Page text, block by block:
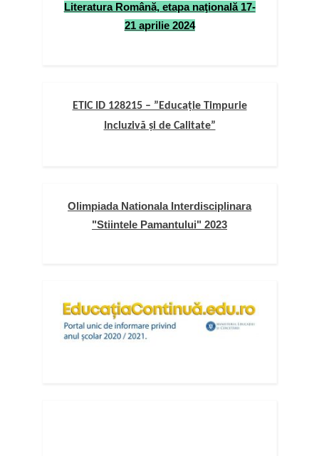
Literatura Română, etapa naţională 17-
21 aprilie 2024
ETIC ID 128215 – ”Educație Timpurie
Incluzivă și de Calitate”
Olimpiada Nationala Interdisciplinara
"Stiintele Pamantului" 2023